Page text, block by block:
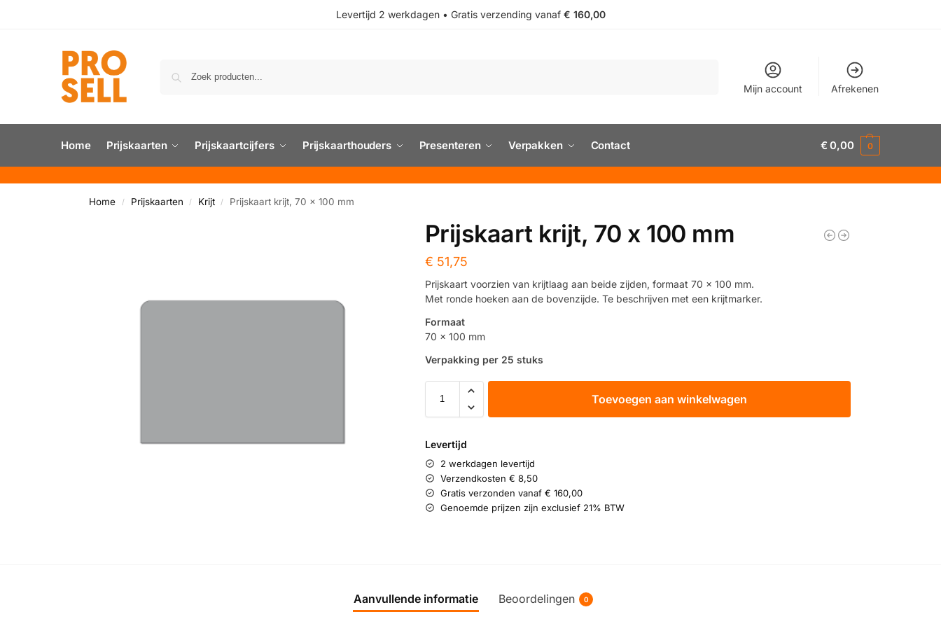
Levertijd 2 werkdagen • Gratis verzending vanaf € 160,00
Mijn account Afrekenen
Home Prijskaarten Prijskaartcijfers Prijskaarthouders Presenteren Verpakken Contact € 0,00 0
Home / Prijskaarten / Krijt / Prijskaart krijt, 70 x 100 mm
Prijskaart krijt, 70 x 100 mm
€ 51,75
Prijskaart voorzien van krijtlaag aan beide zijden, formaat 70 x 100 mm.
Met ronde hoeken aan de bovenzijde. Te beschrijven met een krijtmarker.
Formaat
70 x 100 mm
Verpakking per 25 stuks
Toevoegen aan winkelwagen
Levertijd
2 werkdagen levertijd
Verzendkosten € 8,50
Gratis verzonden vanaf € 160,00
Genoemde prijzen zijn exclusief 21% BTW
Aanvullende informatie Beoordelingen 0